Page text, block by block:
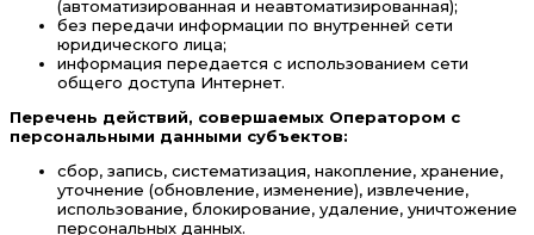
(автоматизированная и неавтоматизированная);
без передачи информации по внутренней сети
юридического лица;
информация передается с использованием сети
общего доступа Интернет.
Перечень действий, совершаемых Оператором с
персональными данными субъектов:
сбор, запись, систематизация, накопление, хранение,
уточнение (обновление, изменение), извлечение,
использование, блокирование, удаление, уничтожение
персональных данных.